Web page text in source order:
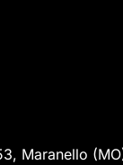
Maranello